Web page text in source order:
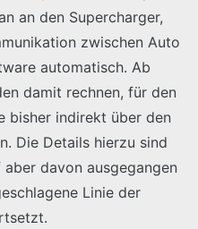
an den Supercharger,
zwischen Auto
automatisch. Ab
damit rechnen, für den
bisher indirekt über den
Die Details hierzu sind
davon ausgegangen
Linie der